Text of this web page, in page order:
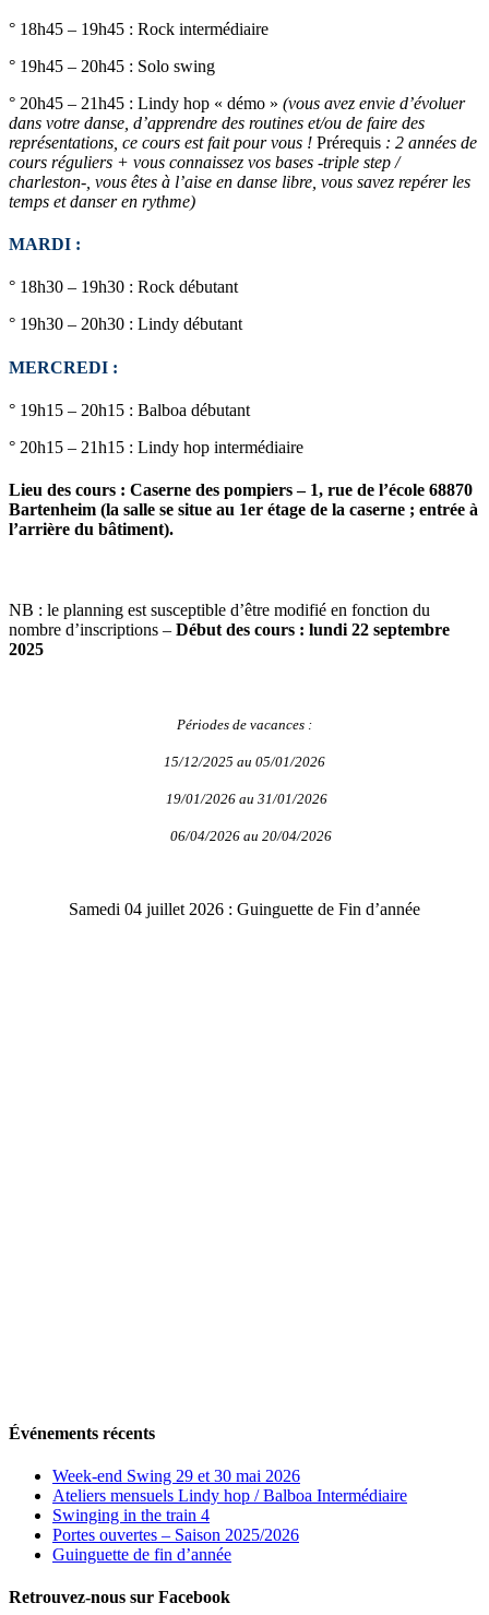
° 18h45 – 19h45 : Rock intermédiaire
° 19h45 – 20h45 : Solo swing
° 20h45 – 21h45 : Lindy hop « démo » (vous avez envie d’évoluer
dans votre danse, d’apprendre des routines et/ou de faire des
représentations, ce cours est fait pour vous ! Prérequis : 2 années de
cours réguliers + vous connaissez vos bases -triple step /
charleston-, vous êtes à l’aise en danse libre, vous savez repérer les
temps et danser en rythme)
MARDI :
° 18h30 – 19h30 : Rock débutant
° 19h30 – 20h30 : Lindy débutant
MERCREDI :
° 19h15 – 20h15 : Balboa débutant
° 20h15 – 21h15 : Lindy hop intermédiaire
Lieu des cours : Caserne des pompiers – 1, rue de l’école 68870
Bartenheim (la salle se situe au 1er étage de la caserne ; entrée à
l’arrière du bâtiment).
NB : le planning est susceptible d’être modifié en fonction du
nombre d’inscriptions – Début des cours : lundi 22 septembre
2025
Périodes de vacances :
15/12/2025 au 05/01/2026
19/01/2026 au 31/01/2026
06/04/2026 au 20/04/2026
Samedi 04 juillet 2026 : Guinguette de Fin d’année
Événements récents
Week-end Swing 29 et 30 mai 2026
Ateliers mensuels Lindy hop / Balboa Intermédiaire
Swinging in the train 4
Portes ouvertes – Saison 2025/2026
Guinguette de fin d’année
Retrouvez-nous sur Facebook